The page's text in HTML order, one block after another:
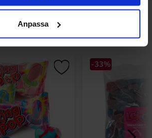
Anpassa
Andra gillade
-33%